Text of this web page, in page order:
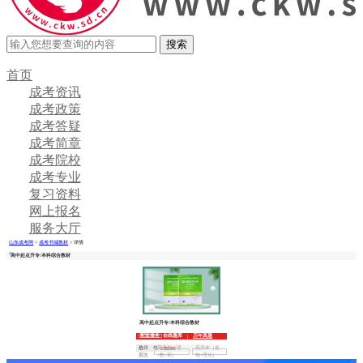
首页
成考资讯
成考政策
成考答疑
成考简章
成考院校
成考专业
复习资料
网上报名
服务大厅
山东成考网 > 成考书城教材 > 详情
高中起点升专/本科综合教材
高中起点升专/本科综合教材
配套服务 在线题库 | 历年真题
价 格 ¥00.00
选择
层次
高升专（语
+数+英）
高升本（史
地+理化)